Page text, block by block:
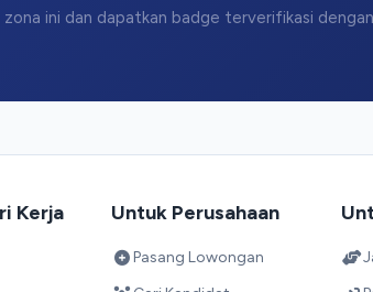
zona ini dan dapatkan badge terverifikasi
Kerja Untuk Perusahaan
Pasang Lowongan